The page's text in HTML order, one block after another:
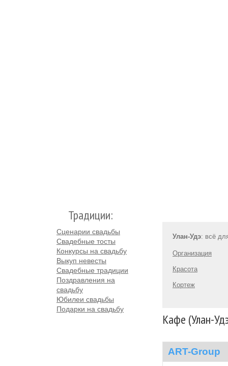
Традиции:
Сценарии свадьбы
Свадебные тосты
Конкурсы на свадьбу
Выкуп невесты
Свадебные традиции
Поздравления на
свадьбу
Юбилеи свадьбы
Подарки на свадьбу
Улан-Удэ: всё
Организация
Красота
Кортеж
Кафе (Улан-
ART-Group